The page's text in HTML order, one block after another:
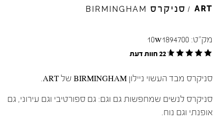
ART
/ סניקרס BIRMINGHAM
מק"ט: 10w1894700
22 חוות דעת
סניקרס מבד העשוי ניילון BIRMINGHAM של ART.
סניקרס לנשים שמחפשות גם וגם: גם ספורטיבי וגם עירוני, גם
אופנתי וגם נוח.